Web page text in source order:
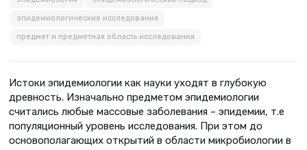
эпидемиологические исследования
предмет и предметная область исследования
Истоки эпидемиологии как науки уходят в глубокую
древность. Изначально предметом эпидемиологии
считались любые массовые заболевания – эпидемии, т.е
популяционный уровень исследования. При этом до
основополагающих открытий в области микробиологии в